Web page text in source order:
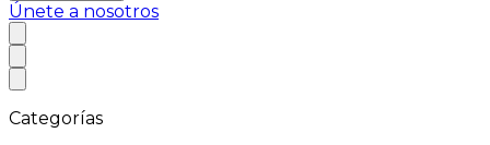
Únete a nosotros
Categorías